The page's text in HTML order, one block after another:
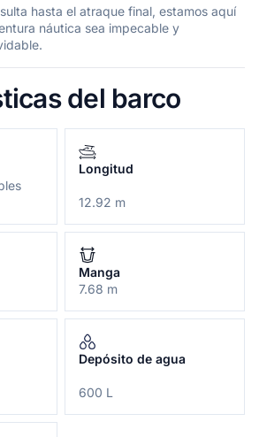
hasta el atraque final, estamos aquí
náutica sea impecable y
del barco
Longitud
12.92 m
Manga
7.68 m
Depósito de agua
600 L